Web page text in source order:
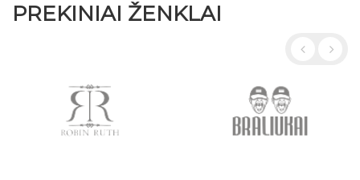
PREKINIAI ŽENKLAI